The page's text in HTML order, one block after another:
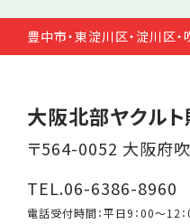
豊中市・東淀川区・淀川区・
大阪北部ヤクル
〒564-0052 大阪府
TEL.06-6386-8960
電話受付時間：平日9：00～12